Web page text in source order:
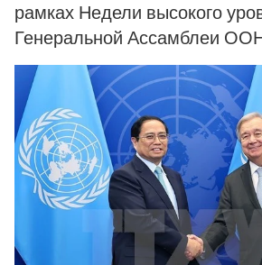
рамках Недели высокого
Генеральной Ассамблеи